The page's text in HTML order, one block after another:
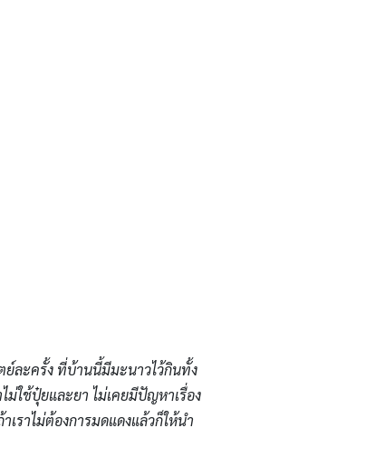
ย์ละครั้ง ที่บ้านนี้มีมะนาวไว้กินทั้ง
ม่ใช้ปุ๋ยและยา ไม่เคยมีปัญหาเรื่อง
ราไม่ต้องการมดแดงแล้วก็ให้นำ